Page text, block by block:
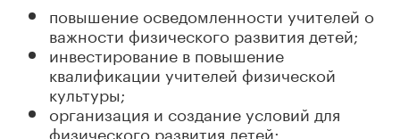
повышение осведомленности учителей о
важности физического развития детей;
инвестирование в повышение
квалификации учителей физической
культуры;
организация и создание условий для
физического развития детей;